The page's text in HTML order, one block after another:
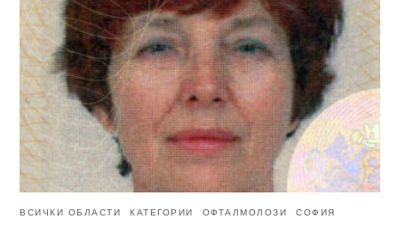
ВСИЧКИ ОБЛАСТИ КАТЕГОРИИ ОФТАЛМОЛОЗИ СОФИЯ